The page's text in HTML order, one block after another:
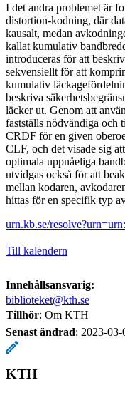
I det andra problemet är
distortion-kodning, där
kausalt, medan
kallat kumulativ
introduceras för att
sekvensiellt för att
kumulativ
beskriva
läcker ut. Genom att
fastställs nödvändiga
CRDF för en given
CLF, och det visade sig
optimala uppnåeliga
utvidgas också för att
mellan kodaren,
hittas för en specifik typ
urn.kb.se/
Till kalendern
Innehållsansvarig:
biblioteket@kth.se
Tillhör: Om KTH
Senast ändrad: 2023-03-
KTH